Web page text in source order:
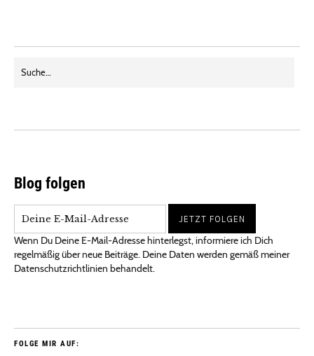
Blog folgen
Wenn Du Deine E-Mail-Adresse hinterlegst, informiere ich Dich
regelmäßig über neue Beiträge. Deine Daten werden gemäß meiner
Datenschutzrichtlinien behandelt.
FOLGE MIR AUF: